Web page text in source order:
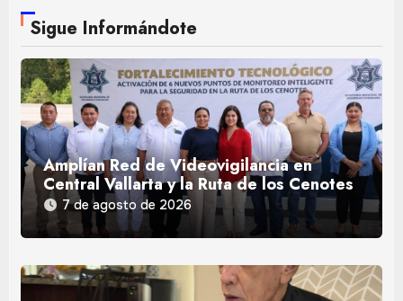
Sigue Informándote
Amplían Red de Videovigilancia en
Central Vallarta y la Ruta de los Cenotes
7 de agosto de 2026